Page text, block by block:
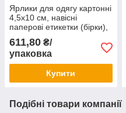
Ярлики для одягу картонні
4,5х10 см, навісні
паперові етикетки (бірки),
611,80 ₴/
упаковка
Купити
Подібні товари компанії